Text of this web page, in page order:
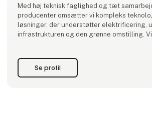
Med høj teknisk faglighed og tæt
producenter omsætter vi kompleks
løsninger, der understøtter elektrificering,
infrastrukturen og den grønne omstilling.
Se profil